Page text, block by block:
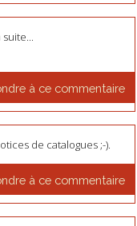
à ce commentaire
de catalogues ;-).
à ce commentaire